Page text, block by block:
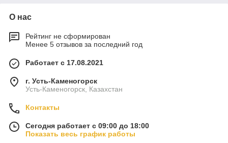
О нас
Рейтинг не сформирован
Менее 5 отзывов за последний год
Работает с 17.08.2021
г. Усть-Каменогорск
Усть-Каменогорск, Казахстан
Контакты
Сегодня работает с 09:00 до 18:00
Показать весь график работы